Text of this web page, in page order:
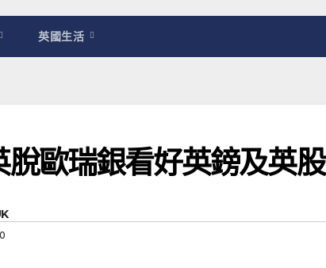
英國生活
脫歐瑞銀看好英鎊及英股